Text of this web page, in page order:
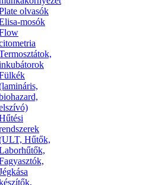
olvasók
mosók
Hűtők,